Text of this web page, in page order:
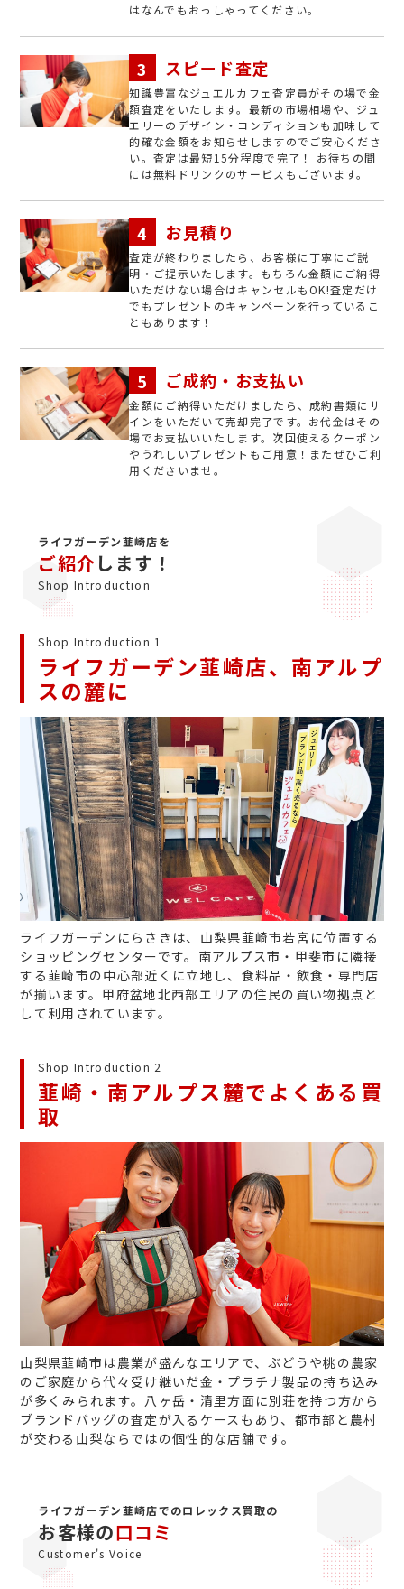
はなんでもおっしゃってください。
スピード査定
知識豊富なジュエルカフェ査定員がその場で金
額査定をいたします。最新の市場相場や、ジュ
エリーのデザイン・コンディションも加味して
的確な金額をお知らせしますのでご安心くださ
い。査定は最短15分程度で完了！ お待ちの間
には無料ドリンクのサービスもございます。
お見積り
査定が終わりましたら、お客様に丁寧にご説
明・ご提示いたします。もちろん金額にご納得
いただけない場合はキャンセルもOK!査定だけ
でもプレゼントのキャンペーンを行っているこ
ともあります！
ご成約・お支払い
金額にご納得いただけましたら、成約書類にサ
インをいただいて売却完了です。お代金はその
場でお支払いいたします。次回使えるクーポン
やうれしいプレゼントもご用意！またぜひご利
用くださいませ。
ライフガーデン韮崎店を
ご紹介します！
Shop Introduction
Shop Introduction 1
ライフガーデン韮崎店、南アルプ
スの麓に
ライフガーデンにらさきは、山梨県韮崎市若宮に位置する
ショッピングセンターです。南アルプス市・甲斐市に隣接
する韮崎市の中心部近くに立地し、食料品・飲食・専門店
が揃います。甲府盆地北西部エリアの住民の買い物拠点と
して利用されています。
Shop Introduction 2
韮崎・南アルプス麓でよくある買
取
山梨県韮崎市は農業が盛んなエリアで、ぶどうや桃の農家
のご家庭から代々受け継いだ金・プラチナ製品の持ち込み
が多くみられます。八ヶ岳・清里方面に別荘を持つ方から
ブランドバッグの査定が入るケースもあり、都市部と農村
が交わる山梨ならではの個性的な店舗です。
ライフガーデン韮崎店でのロレックス買取の
お客様の口コミ
Customer's Voice